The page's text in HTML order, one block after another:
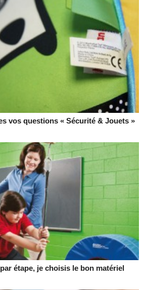
vos questions « Sécurité & Jouets »
étape, je choisis le bon matériel